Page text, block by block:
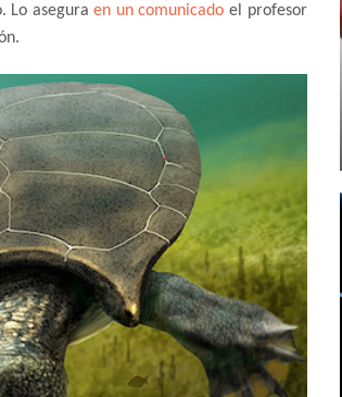
Lo aseguraen un comunicadoel profesor